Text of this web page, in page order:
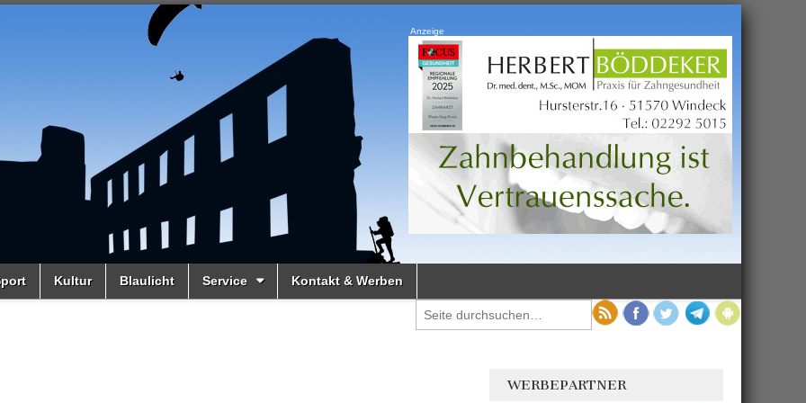
Anzeige
Kultur Blaulicht Service Kontakt & Werben
WERBEPARTNER